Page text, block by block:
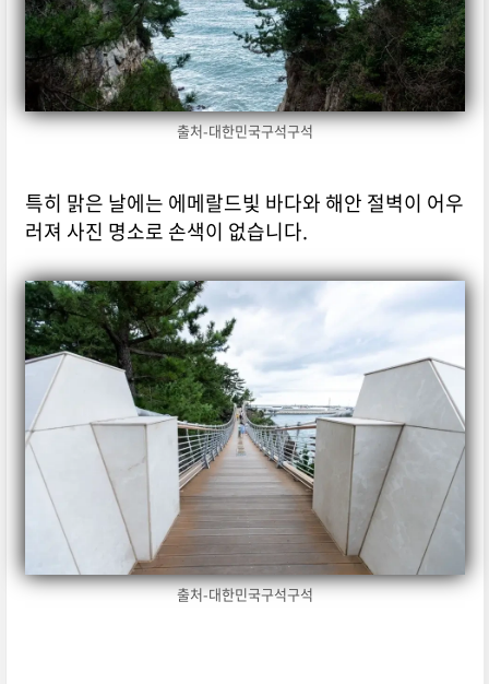
출처-대한민국구석구석
특히 맑은 날에는 에메랄드빛 바다와 해안 절벽이 어우
러져 사진 명소로 손색이 없습니다.
출처-대한민국구석구석